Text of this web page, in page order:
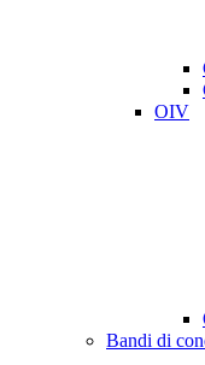
OIV
Bandi di